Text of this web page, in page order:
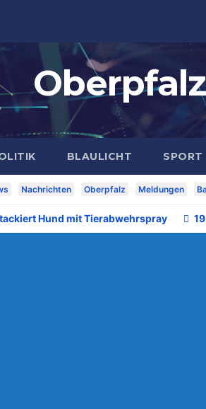
BLAULICHT SPORT
Nachrichten Oberpfalz Meldungen
Hund mit Tierabwehrspray